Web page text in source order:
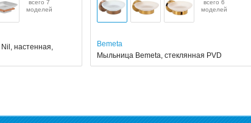
всего 7
моделей
настенная,
всего 6
моделей
Bemeta
Мыльница Bemeta, стеклянная PVD